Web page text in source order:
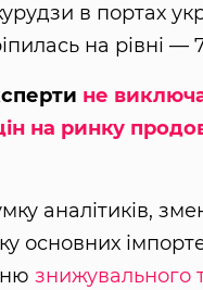
в портах
на рівні —
не
на ринку
аналітиків,
основних
знижувального